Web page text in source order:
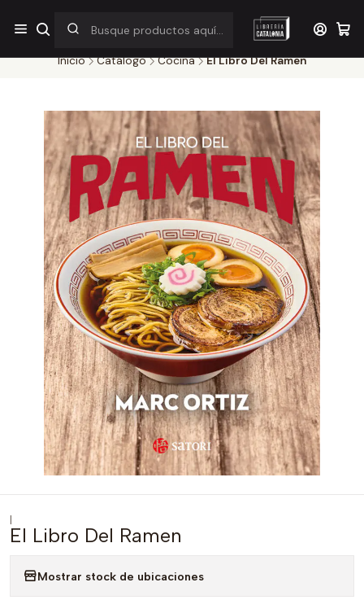
¡Por pocos días! Despacho a $1.000 en RM por compras sobre
$38.000
Inicio Catálogo Cocina El Libro Del Ramen
|
El Libro Del Ramen
Mostrar stock de ubicaciones